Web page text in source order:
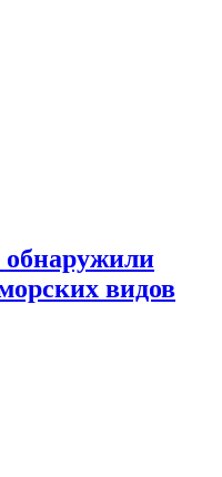
видов